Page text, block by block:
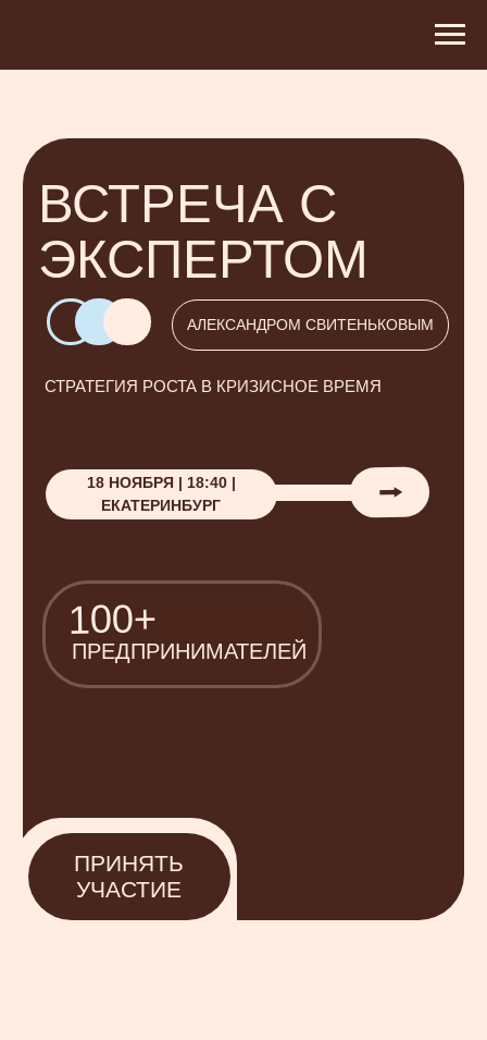
ВСТРЕЧА С
ЭКСПЕРТОМ
СТРАТЕГИЯ РОСТА В КРИЗИСНОЕ ВРЕМЯ
⭢
18 НОЯБРЯ | 18:40 |
ПРИНЯТЬ
УЧАСТИЕ